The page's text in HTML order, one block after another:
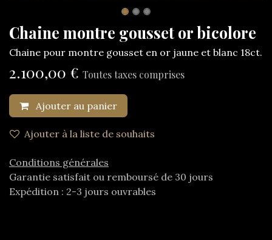
Chaine montre gousset or bicolore
Chaine pour montre gousset en or jaune et blanc 18ct.
2.100,00 € Toutes taxes comprises
Ajouter au panier
Ajouter à la liste de souhaits
Conditions générales
Garantie satisfait ou remboursé de 30 jours
Expédition : 2-3 jours ouvrables